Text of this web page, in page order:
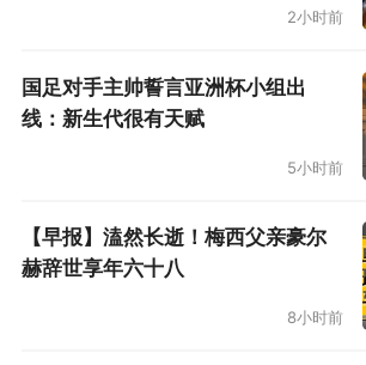
2小时前
国足对手主帅誓言亚洲杯小组出
线：新生代很有天赋
5小时前
【早报】溘然长逝！梅西父亲豪尔
赫辞世享年六十八
8小时前